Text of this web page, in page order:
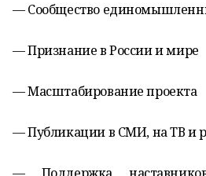
— Сообщество
— Признание в России и мире
— Масштабирование проекта
— Публикации в СМИ, на ТВ и